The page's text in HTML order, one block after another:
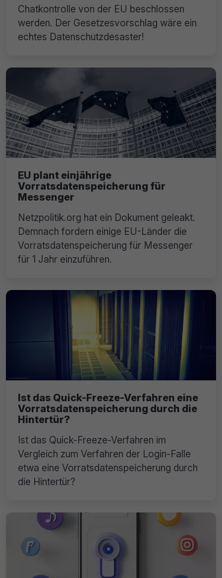
Chatkontrolle von der EU beschlossen
werden. Der Gesetzesvorschlag wäre ein
echtes Datenschutzdesaster!
EU plant einjährige
Vorratsdatenspeicherung für
Messenger
Netzpolitik.org hat ein Dokument geleakt.
Demnach fordern einige EU-Länder die
Vorratsdatenspeicherung für Messenger
für 1 Jahr einzuführen.
Ist das Quick-Freeze-Verfahren eine
Vorratsdatenspeicherung durch die
Hintertür?
Ist das Quick-Freeze-Verfahren im
Vergleich zum Verfahren der Login-Falle
etwa eine Vorratsdatenspeicherung durch
die Hintertür?